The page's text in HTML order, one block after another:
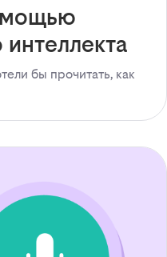
интеллекта
бы прочитать, как